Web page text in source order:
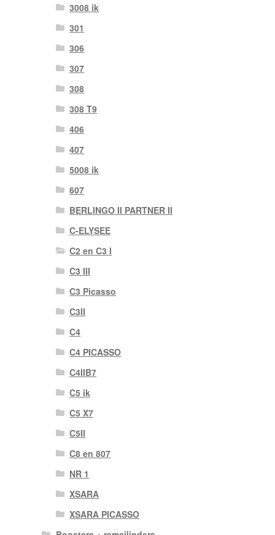
3008 ik
301
306
307
308
308 T9
406
407
5008 ik
607
BERLINGO II PARTNER II
C-ELYSEE
C2 en C3 I
C3 III
C3 Picasso
C3II
C4
C4 PICASSO
C4IIB7
C5 ik
C5 X7
C5II
C8 en 807
NR 1
XSARA
XSARA PICASSO